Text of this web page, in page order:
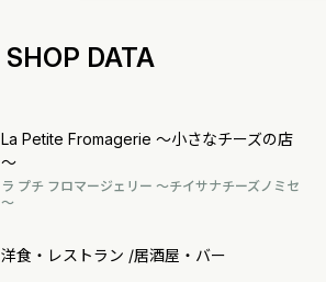
SHOP DATA
La Petite Fromagerie ～小さなチーズの店
～
ラ プチ フロマージェリー ～チイサナチーズノミセ
～
洋食・レストラン /居酒屋・バー